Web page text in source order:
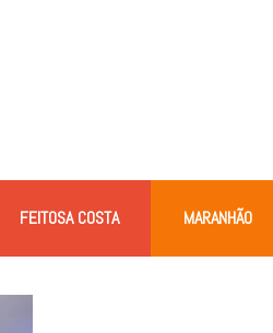
FEITOSA COSTA MARANHÃO